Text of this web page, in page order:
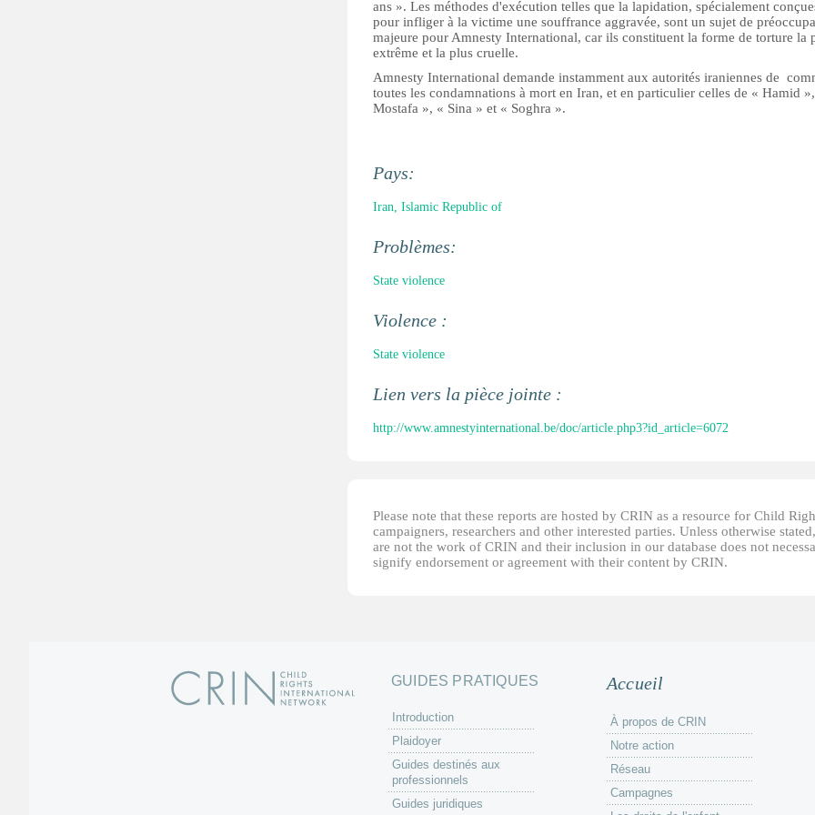
ans ». Les méthodes d'exécution telles que la lapidation, spécialement
pour infliger à la victime une souffrance aggravée, sont un sujet de
majeure pour Amnesty International, car ils constituent la forme de torture la
extrême et la plus cruelle.
Amnesty International demande instamment aux autorités iraniennes de
toutes les condamnations à mort en Iran, et en particulier celles de « Hamid
Mostafa », « Sina » et « Soghra ».
Pays:
Iran, Islamic Republic of
Problèmes:
State violence
Violence :
State violence
Lien vers la pièce jointe :
http://www.amnestyinternational.be/doc/article.php3?id_article=6072
Please note that these reports are hosted by CRIN as a resource for Child
campaigners, researchers and other interested parties. Unless otherwise
are not the work of CRIN and their inclusion in our database does not
signify endorsement or agreement with their content by CRIN.
GUIDES PRATIQUES
Introduction
Plaidoyer
Guides destinés aux
professionnels
Guides juridiques
Accueil
À propos de CRIN
Notre action
Réseau
Campagnes